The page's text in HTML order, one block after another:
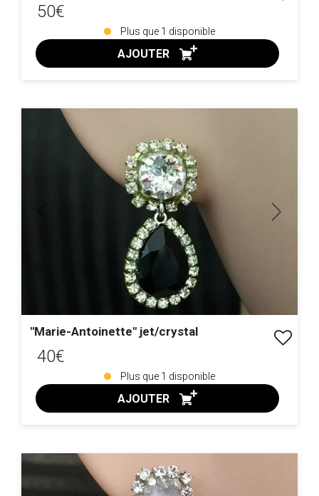
50€
Plus que 1 disponible
AJOUTER
Next
"Marie-Antoinette" jet/crystal
40€
Plus que 1 disponible
AJOUTER